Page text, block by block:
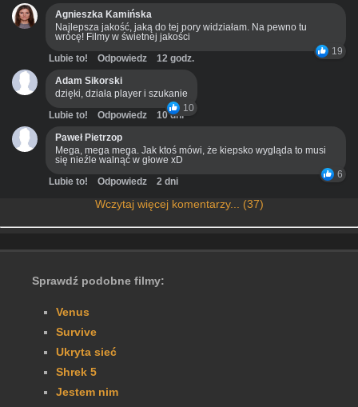
Agnieszka Kamińska
Najlepsza jakość, jaką do tej pory widziałam. Na pewno tu
wrócę! Filmy w świetnej jakości
19
Lubie to! Odpowiedz
12 godz.
Adam Sikorski
dzięki, działa player i szukanie
10
Lubie to! Odpowiedz
10 dni
Paweł Pietrzop
Mega, mega mega. Jak ktoś mówi, że kiepsko wygląda to musi
się nieźle walnąć w głowe xD
6
Lubie to! Odpowiedz 2 dni
Wczytaj więcej komentarzy... (37)
Sprawdź podobne filmy:
Venus
Survive
Ukryta sieć
Shrek 5
Jestem nim